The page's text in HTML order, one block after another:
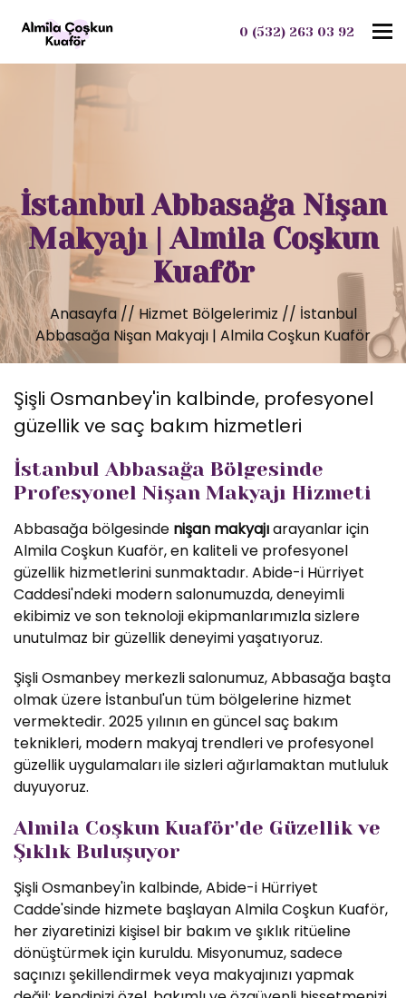
0 (532) 263 03 92
İstanbul Abbasağa Nişan
Makyajı | Almila Coşkun
Kuaför
Anasayfa // Hizmet Bölgelerimiz // İstanbul
Abbasağa Nişan Makyajı | Almila Coşkun Kuaför
Şişli Osmanbey'in kalbinde, profesyonel
güzellik ve saç bakım hizmetleri
İstanbul Abbasağa Bölgesinde
Profesyonel Nişan Makyajı Hizmeti
Abbasağa bölgesinde nişan makyajıarayanlar için
Almila Coşkun Kuaför, en kaliteli ve profesyonel
güzellik hizmetlerini sunmaktadır. Abide-i Hürriyet
Caddesi'ndeki modern salonumuzda, deneyimli
ekibimiz ve son teknoloji ekipmanlarımızla sizlere
unutulmaz bir güzellik deneyimi yaşatıyoruz.
Şişli Osmanbey merkezli salonumuz, Abbasağa başta
olmak üzere İstanbul'un tüm bölgelerine hizmet
vermektedir. 2025 yılının en güncel saç bakım
teknikleri, modern makyaj trendleri ve profesyonel
güzellik uygulamaları ile sizleri ağırlamaktan mutluluk
duyuyoruz.
Almila Coşkun Kuaför'de Güzellik ve
Şıklık Buluşuyor
Şişli Osmanbey'in kalbinde, Abide-i Hürriyet
Cadde'sinde hizmete başlayan Almila Coşkun Kuaför,
her ziyaretinizi kişisel bir bakım ve şıklık ritüeline
dönüştürmek için kuruldu. Misyonumuz, sadece
saçınızı şekillendirmek veya makyajınızı yapmak